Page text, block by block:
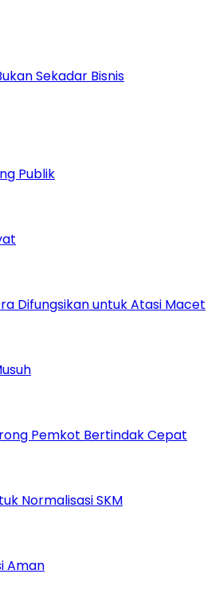
Sekadar Bisnis
Publik
Difungsikan untuk Atasi Macet
Pemkot Bertindak Cepat
Normalisasi SKM
Aman